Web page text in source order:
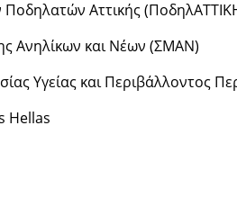
Ποδηλατών Αττικής
Ανηλίκων και Νέων (ΣΜΑΝ)
Υγείας και Περιβάλλοντος
Hellas